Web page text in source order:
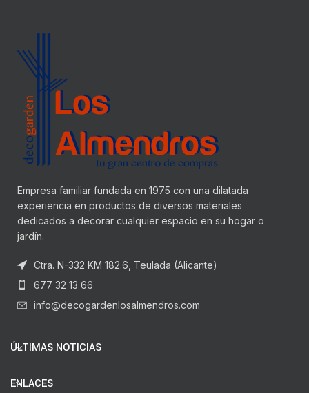
Empresa familiar fundada en 1975 con una dilatada
experiencia en productos de diversos materiales
dedicados a decorar cualquier espacio en su hogar o
jardín.
Ctra. N-332 KM 182.6, Teulada (Alicante)
677 32 13 66
info@decogardenlosalmendros.com
ÚLTIMAS NOTICIAS
ENLACES